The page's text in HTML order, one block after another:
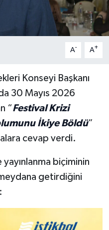
A- A+
Konseyi Başkanı
30 Mayıs 2026
“Festival Krizi
İkiye Böldü”
cevap verdi.
biçiminin
meydana getirdiğini